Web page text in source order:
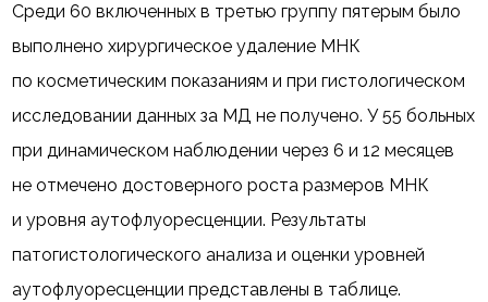
Среди 60 включенных в третью группу пятерым было
выполнено хирургическое удаление МНК
по косметическим показаниям и при гистологическом
исследовании данных за МД не получено. У 55 больных
при динамическом наблюдении через 6 и 12 месяцев
не отмечено достоверного роста размеров МНК
и уровня аутофлуоресценции. Результаты
патогистологического анализа и оценки уровней
аутофлуоресценции представлены в таблице.